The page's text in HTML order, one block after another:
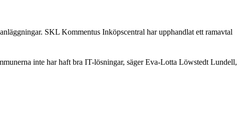
SKL Kommentus Inköpscentral har upphandlat ett ramavtal
inte har haft bra IT-lösningar, säger Eva-Lotta Löwstedt Lundell,